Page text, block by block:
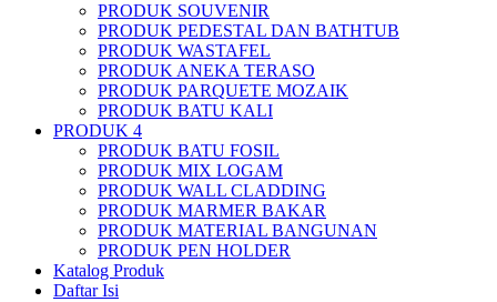
PRODUK SOUVENIR
PRODUK PEDESTAL DAN BATHTUB
PRODUK WASTAFEL
PRODUK ANEKA TERASO
PRODUK PARQUETE MOZAIK
PRODUK BATU KALI
PRODUK 4
PRODUK BATU FOSIL
PRODUK MIX LOGAM
PRODUK WALL CLADDING
PRODUK MARMER BAKAR
PRODUK MATERIAL BANGUNAN
PRODUK PEN HOLDER
Katalog Produk
Daftar Isi